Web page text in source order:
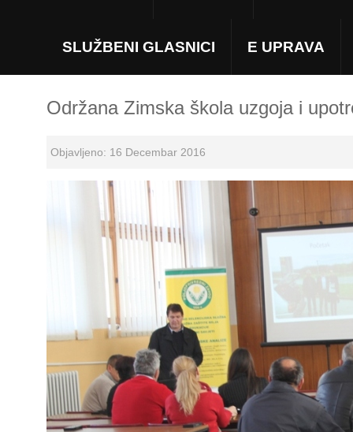
SLUŽBENI GLASNICI E UPRAVA
Održana Zimska škola uzgoja i
Objavljeno: 16 Decembar 2016